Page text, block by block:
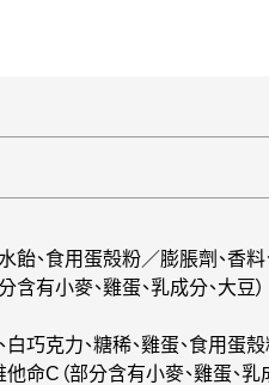
飴、食用蛋殻粉／膨脹劑、香料
有小麥、雞蛋、乳成分、大豆）
白巧克力、糖稀、雞蛋、食用蛋
命C（部分含有小麥、雞蛋、乳